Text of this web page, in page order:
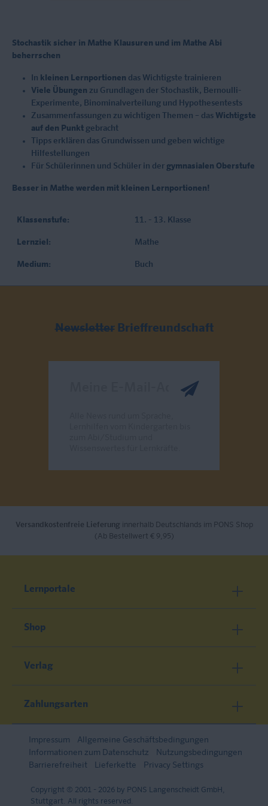
Stochastik sicher in Mathe Klausuren und im Mathe Abi
beherrschen
In kleinen Lernportionen das Wichtigste trainieren
Viele Übungen zu Grundlagen der Stochastik, Bernoulli-
Experimente, Binominalverteilung und Hypothesentests
Zusammenfassungen zu wichtigen Themen – das Wichtigste
auf den Punkt gebracht
Tipps erklären das Grundwissen und geben wichtige
Hilfestellungen
Für Schülerinnen und Schüler in der gymnasialen Oberstufe
Besser in Mathe werden mit kleinen Lernportionen!
Klassenstufe: 11. - 13. Klasse
Lernziel: Mathe
Medium: Buch
Newsletter Brieffreundschaft
Versandkostenfreie Lieferung innerhalb Deutschlands im PONS Shop
(Ab Bestellwert € 9,95)
Lernportale
Shop
Verlag
Zahlungsarten
Impressum
Allgemeine Geschäftsbedingungen
Informationen zum Datenschutz
Nutzungsbedingungen
Barrierefreiheit
Lieferkette Privacy Settings
Copyright © 2001 - 2026 by PONS Langenscheidt GmbH,
Stuttgart. All rights reserved.